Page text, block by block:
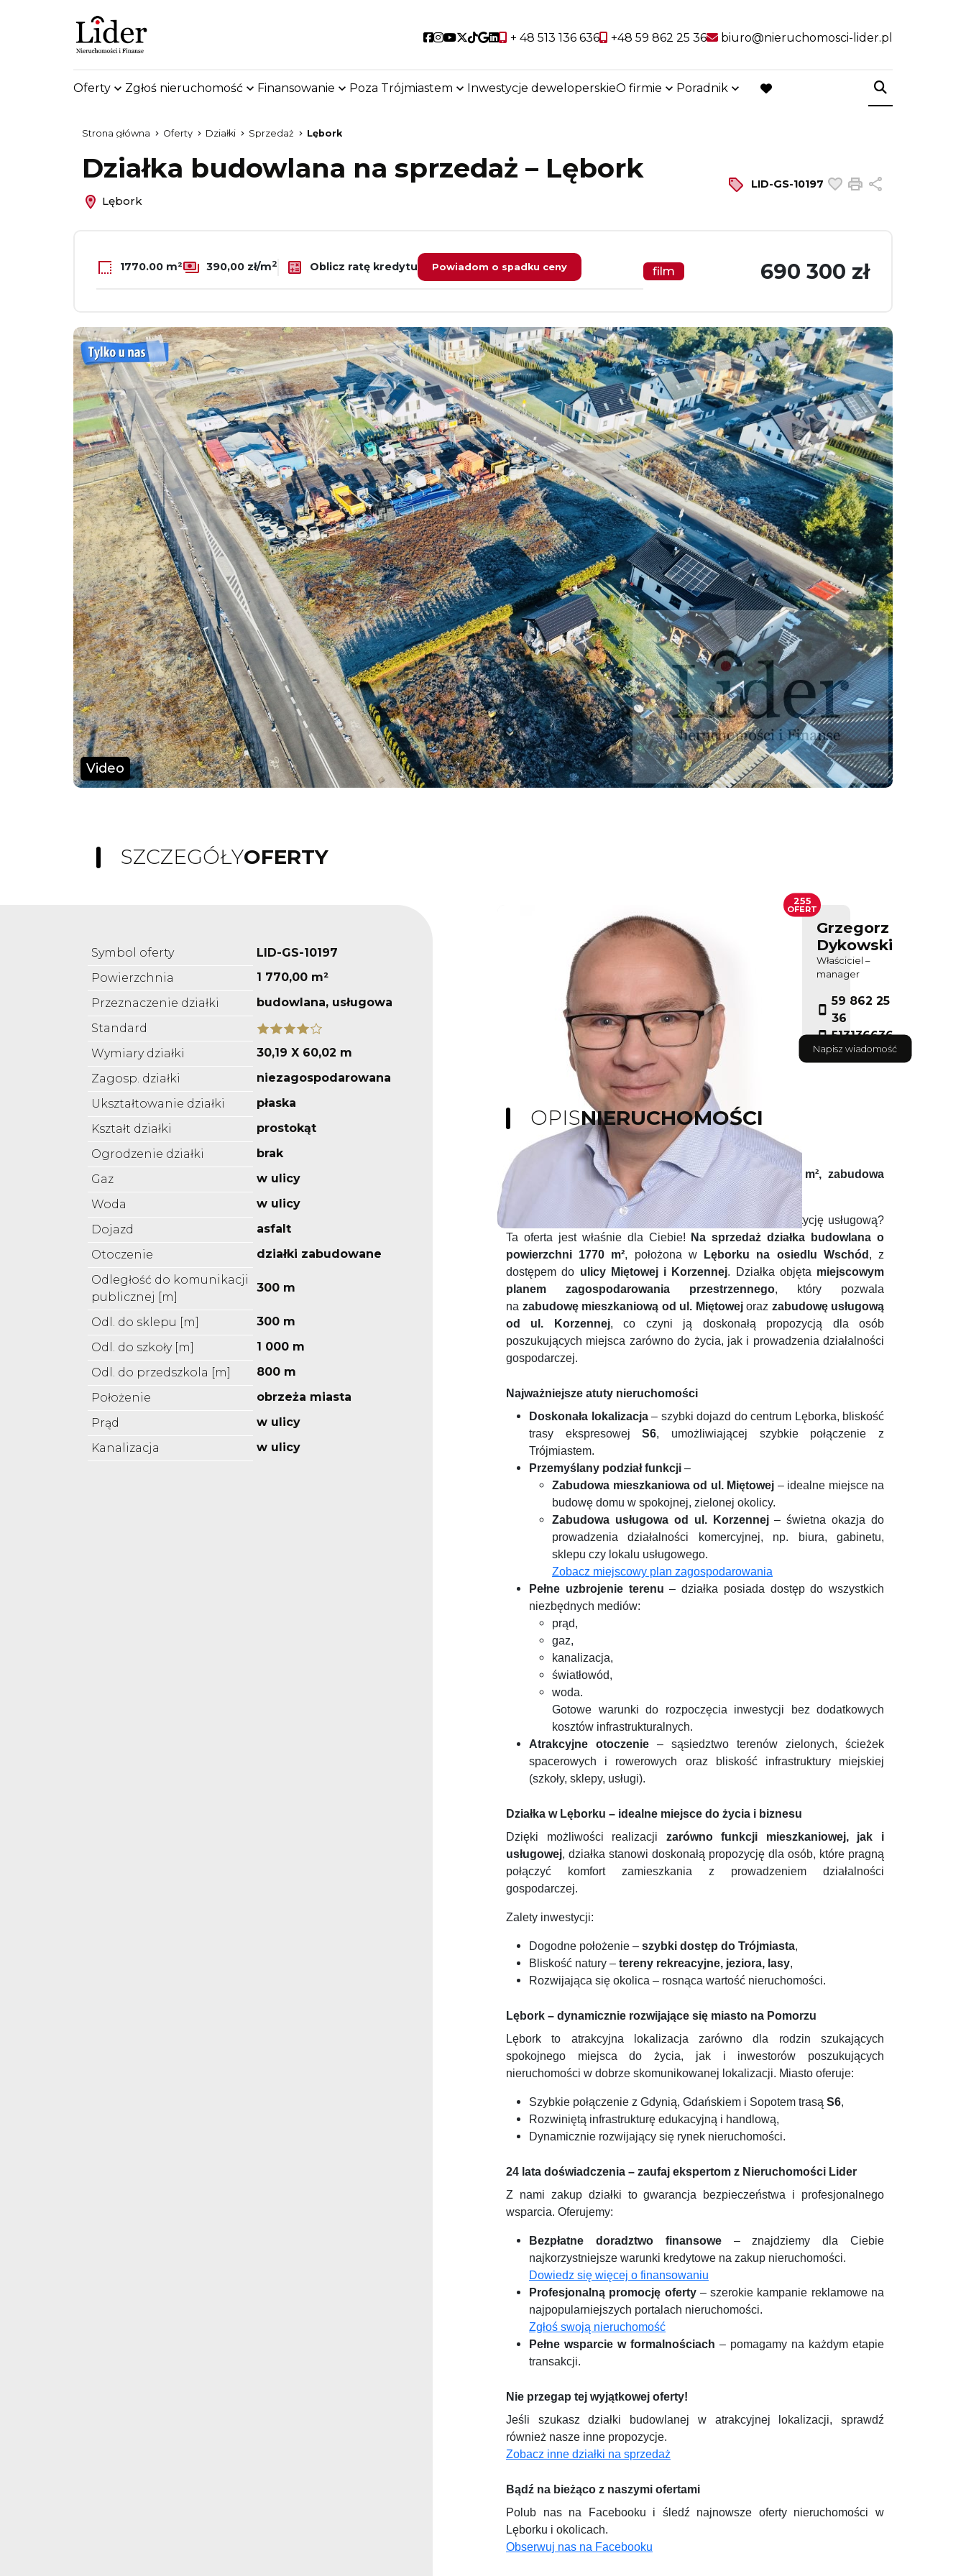
Social link
Social link
Social link
Social link
Social link
Social link
Social link
+ 48 513 136 636 +48 59 862 25 36 biuro@nieruchomosci-lider.pl
Oferty Zgłoś nieruchomość Finansowanie Poza Trójmiastem Inwestycje deweloperskieO firmie Poradnik
favorite
Strona główna Oferty Działki Sprzedaż Lębork
Działka budowlana na sprzedaż – Lębork
Lębork
LID-GS-10197 Dodaj do
Drukuj
1770.00 m² 390,00 zł/m2 Oblicz ratę kredytu Powiadom o spadku ceny film 690 300 zł
Video
SZCZEGÓŁYOFERTY
Symbol oferty
LID-GS-10197
Powierzchnia
1 770,00 m²
Przeznaczenie działki
budowlana, usługowa
Standard
Wymiary działki
30,19 X 60,02 m
Zagosp. działki
niezagospodarowana
Ukształtowanie działki
płaska
Kształt działki
prostokąt
Ogrodzenie działki
brak
Gaz
w ulicy
Woda
w ulicy
Dojazd
asfalt
Otoczenie
działki zabudowane
Odległość do komunikacji
publicznej [m]
300 m
Odl. do sklepu [m]
300 m
Odl. do szkoły [m]
1 000 m
Odl. do przedszkola [m]
800 m
Położenie
obrzeża miasta
Prąd
w ulicy
Kanalizacja
w ulicy
Grzegorz
Dykowski
Właściciel –
manager
59 862 25
36
513136636
Napisz wiadomość
255
OFERT
OPISNIERUCHOMOŚCI
Działka budowlana na sprzedaż w Lęborku – 1770 m², zabudowa
mieszkaniowa i usługowa, pełne uzbrojenie
Szukasz idealnego miejsca na budowę domu lub inwestycję usługową?
Ta oferta jest właśnie dla Ciebie!
Na sprzedaż działka budowlana o
powierzchni 1770 m², położona w Lęborku na osiedlu Wschód , z
dostępem do ulicy Miętowej i Korzennej. Działka objęta miejscowym
planem zagospodarowania przestrzennego, który pozwala
na zabudowę mieszkaniową od ul. Miętowejoraz zabudowę usługową
od ul. Korzennej, co czyni ją doskonałą propozycją dla osób
poszukujących miejsca zarówno do życia, jak i prowadzenia działalności
gospodarczej.
Najważniejsze atuty nieruchomości
Doskonała lokalizacja– szybki dojazd do centrum Lęborka, bliskość
trasy ekspresowejS6, umożliwiającej szybkie połączenie z
Trójmiastem.
Przemyślany podział funkcji –
Zabudowa mieszkaniowa od ul. Miętowej – idealne miejsce na
budowę domu w spokojnej, zielonej okolicy.
Zabudowa usługowa od ul. Korzennej– świetna okazja do
prowadzenia działalności komercyjnej, np. biura, gabinetu,
sklepu czy lokalu usługowego.
Zobacz miejscowy plan zagospodarowania
Pełne uzbrojenie terenu – działka posiada dostęp do wszystkich
niezbędnych mediów:
prąd,
gaz,
kanalizacja,
światłowód,
woda.
Gotowe warunki do rozpoczęcia inwestycji bez dodatkowych
kosztów infrastrukturalnych.
Atrakcyjne otoczenie – sąsiedztwo terenów zielonych, ścieżek
spacerowych i rowerowych oraz bliskość infrastruktury miejskiej
(szkoły, sklepy, usługi).
Działka w Lęborku – idealne miejsce do życia i biznesu
Dzięki możliwości realizacji zarówno funkcji mieszkaniowej, jak i
usługowej, działka stanowi doskonałą propozycję dla osób, które pragną
połączyć komfort zamieszkania z prowadzeniem działalności
gospodarczej.
Zalety inwestycji:
Dogodne położenie – szybki dostęp do Trójmiasta,
Bliskość natury – tereny rekreacyjne, jeziora, lasy,
Rozwijająca się okolica – rosnąca wartość nieruchomości.
Lębork – dynamicznie rozwijające się miasto na Pomorzu
Lębork to atrakcyjna lokalizacja zarówno dla rodzin szukających
spokojnego miejsca do życia, jak i inwestorów poszukujących
nieruchomości w dobrze skomunikowanej lokalizacji. Miasto oferuje:
Szybkie połączenie z Gdynią, Gdańskiem i Sopotem trasą S6,
Rozwiniętą infrastrukturę edukacyjną i handlową,
Dynamicznie rozwijający się rynek nieruchomości.
24 lata doświadczenia – zaufaj ekspertom z Nieruchomości Lider
Z nami zakup działki to gwarancja bezpieczeństwa i profesjonalnego
wsparcia. Oferujemy:
Bezpłatne doradztwo finansowe– znajdziemy dla Ciebie
najkorzystniejsze warunki kredytowe na zakup nieruchomości.
Dowiedz się więcej o finansowaniu
Profesjonalną promocję oferty– szerokie kampanie reklamowe na
najpopularniejszych portalach nieruchomości.
Zgłoś swoją nieruchomość
Pełne wsparcie w formalnościach – pomagamy na każdym etapie
transakcji.
Nie przegap tej wyjątkowej oferty!
Jeśli szukasz działki budowlanej w atrakcyjnej lokalizacji, sprawdź
również nasze inne propozycje.
Zobacz inne działki na sprzedaż
Bądź na bieżąco z naszymi ofertami
Polub nas na Facebooku i śledź najnowsze oferty nieruchomości w
Lęborku i okolicach.
Obserwuj nas na Facebooku